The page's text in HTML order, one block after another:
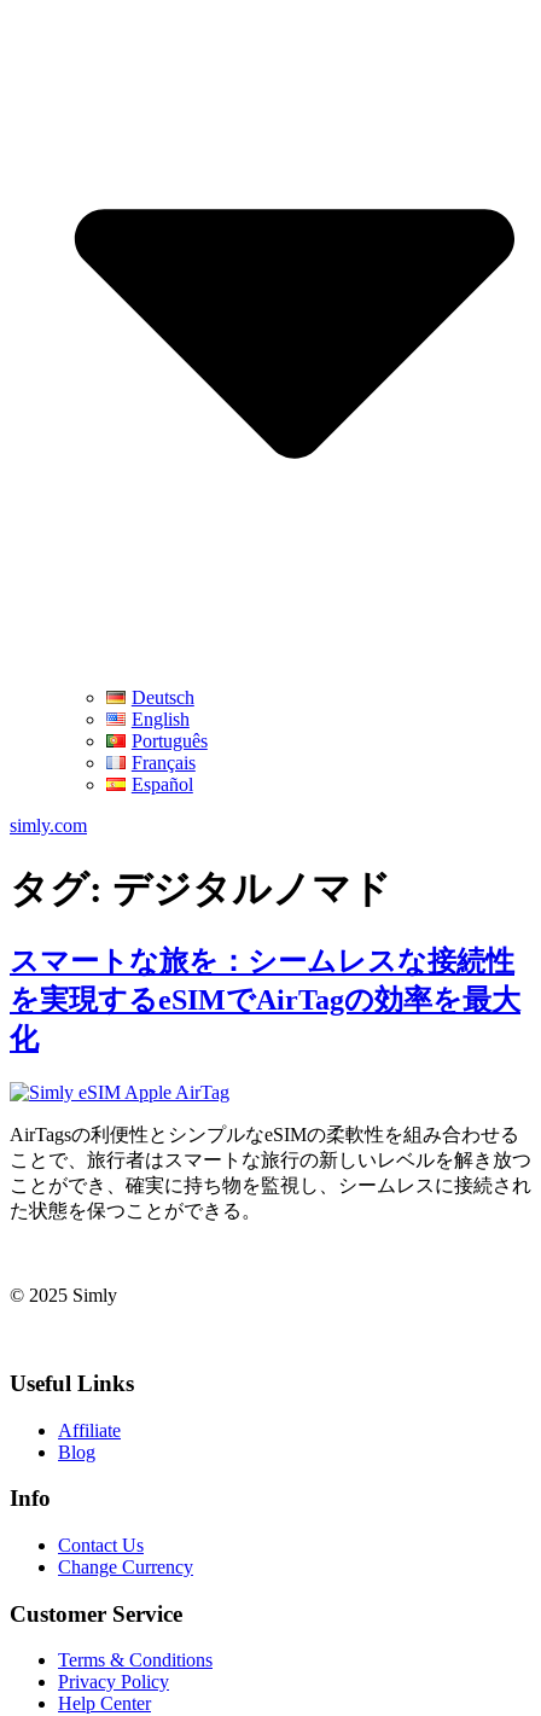
Deutsch
English
Português
Français
Español
simly.com
タグ: デジタルノマド
スマートな旅を：シームレスな接続性
を実現するeSIMでAirTagの効率を最大
化
AirTagsの利便性とシンプルなeSIMの柔軟性を組み合わせる
ことで、旅行者はスマートな旅行の新しいレベルを解き放つ
ことができ、確実に持ち物を監視し、シームレスに接続され
た状態を保つことができる。
© 2025 Simly
Useful Links
Affiliate
Blog
Info
Contact Us
Change Currency
Customer Service
Terms & Conditions
Privacy Policy
Help Center